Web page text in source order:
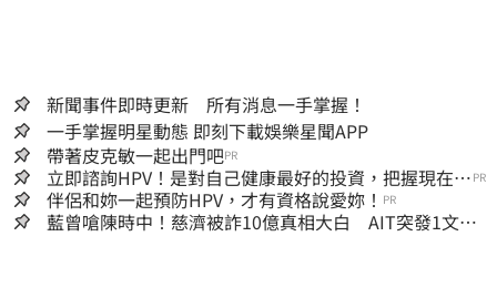
新聞事件即時更新 所有消息一手掌握！
一手掌握明星動態 即刻下載娛樂星聞APP
帶著皮克敏一起出門吧PR
立即諮詢HPV！是對自己健康最好的投資，把握現在不
嫌晚！
PR
伴侶和妳一起預防HPV，才有資格說愛妳！ PR
藍曾嗆陳時中！慈濟被詐10億真相大白 AIT突發1文酸